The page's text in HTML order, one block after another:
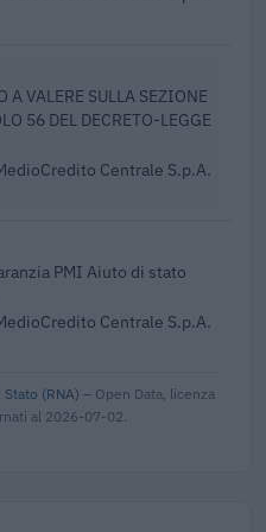
A VALERE SULLA SEZIONE
56 DEL DECRETO-LEGGE
Centrale S.p.A.
PMI Aiuto di stato
Centrale S.p.A.
(RNA) – Open Data, licenza
al 2026-07-02.